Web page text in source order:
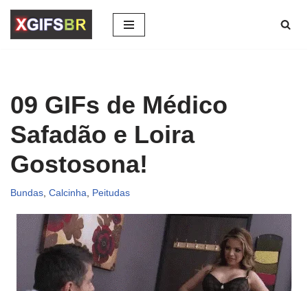
Pular
09 GIFs de Médico
Safadão e Loira
Gostosona!
Bundas, Calcinha, Peitudas